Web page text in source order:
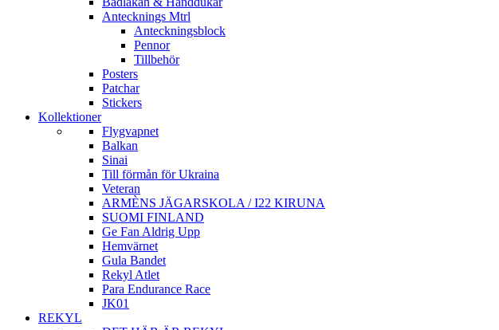
Antecknings Mtrl
Anteckningsblock
Pennor
Tillbehör
Posters
Patchar
Stickers
Kollektioner
Flygvapnet
Balkan
Sinai
Till förmån för Ukraina
Veteran
ARMÈNS JÄGARSKOLA / I22 KIRUNA
SUOMI FINLAND
Ge Fan Aldrig Upp
Hemvärnet
Gula Bandet
Rekyl Atlet
Para Endurance Race
JK01
REKYL